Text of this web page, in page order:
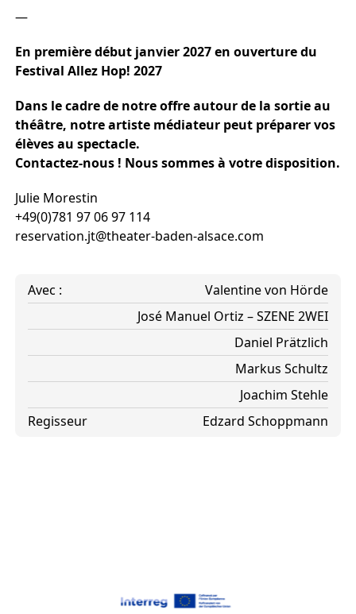
—
En première début janvier 2027 en ouverture du
Festival Allez Hop! 2027
Dans le cadre de notre offre autour de la sortie au
théâtre, notre artiste médiateur peut préparer vos
élèves au spectacle.
Contactez-nous ! Nous sommes à votre disposition.
Julie Morestin
+49(0)781 97 06 97 114
reservation.jt@theater-baden-alsace.com
Avec :
Valentine von Hörde
José Manuel Ortiz – SZENE 2WEI
Daniel Prätzlich
Markus Schultz
Joachim Stehle
Regisseur
Edzard Schoppmann